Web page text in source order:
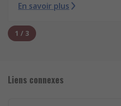
En savoir plus
1 / 3
Liens connexes